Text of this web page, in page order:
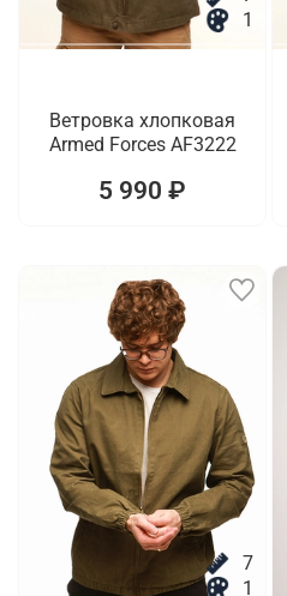
1
Ветровка хлопковая
Armed Forces AF3222
5 990 ₽
7
1